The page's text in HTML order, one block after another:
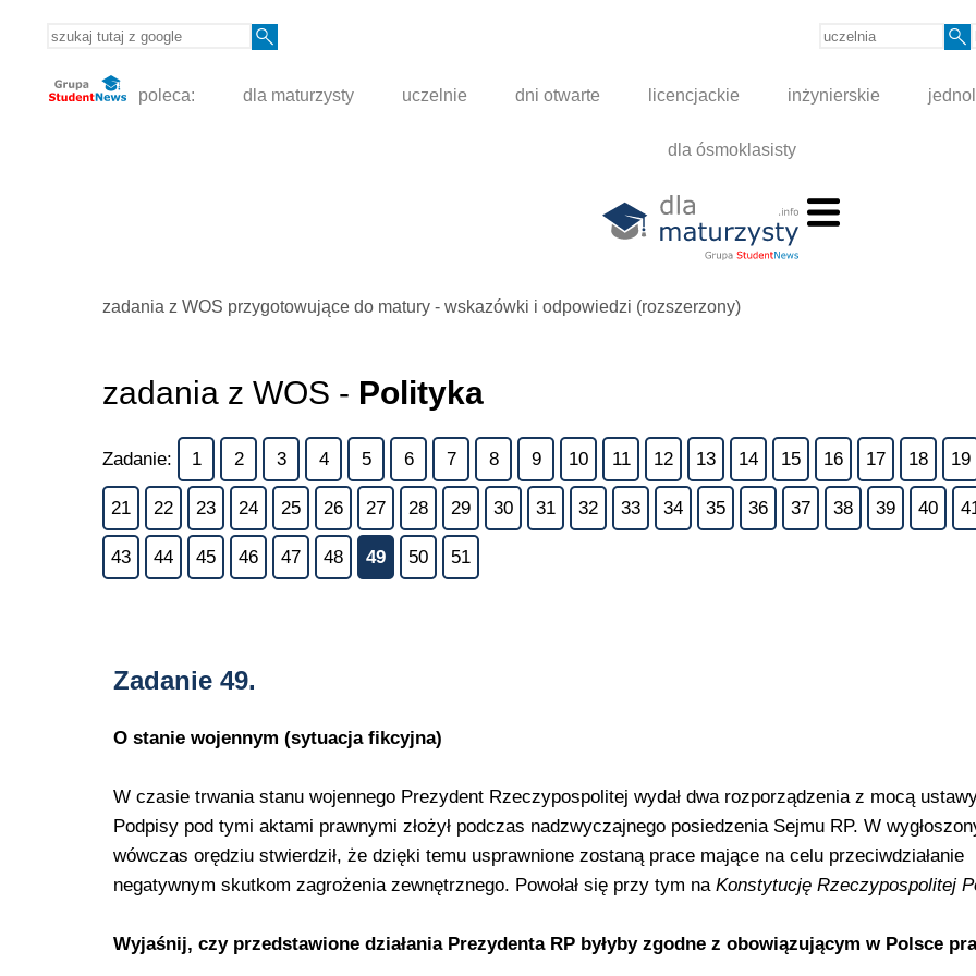
poleca: dla maturzysty uczelnie dni otwarte licencjackie inżynierskie
dla ósmoklasisty
zadania z WOS przygotowujące do matury - wskazówki i odpowiedzi (rozszerzony)
zadania z WOS - Polityka
Zadanie: 1 2 3 4 5 6 7 8 9 10 11 12 13 14 15 16 17 18 19
21 22 23 24 25 26 27 28 29 30 31 32 33 34 35 36 37 38 39 40
43 44 45 46 47 48 49 50 51
Zadanie 49.
O stanie wojennym (sytuacja fikcyjna)
W czasie trwania stanu wojennego Prezydent Rzeczypospolitej wydał dwa rozporządzenia z mocą
Podpisy pod tymi aktami prawnymi złożył podczas nadzwyczajnego posiedzenia Sejmu RP. W
wówczas orędziu stwierdził, że dzięki temu usprawnione zostaną prace mające na celu przeciwdziałanie
negatywnym skutkom zagrożenia zewnętrznego. Powołał się przy tym na Konstytucję Rzeczypospolitej
Wyjaśnij, czy przedstawione działania Prezydenta RP byłyby zgodne z obowiązującym w Polsce